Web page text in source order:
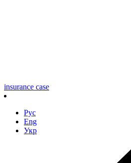
insurance case
Рус
Eng
Укр